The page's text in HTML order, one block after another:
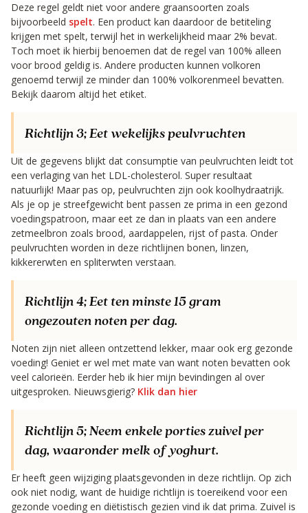
Deze regel geldt niet voor andere graansoorten zoals
bijvoorbeeld spelt. Een product kan daardoor de betiteling
krijgen met spelt, terwijl het in werkelijkheid maar 2% bevat.
Toch moet ik hierbij benoemen dat de regel van 100% alleen
voor brood geldig is. Andere producten kunnen volkoren
genoemd terwijl ze minder dan 100% volkorenmeel bevatten.
Bekijk daarom altijd het etiket.
Richtlijn 3;Eet wekelijks peulvruchten
Uit de gegevens blijkt dat consumptie van peulvruchten leidt tot
een verlaging van het LDL-cholesterol. Super resultaat
natuurlijk! Maar pas op, peulvruchten zijn ook koolhydraatrijk.
Als je op je streefgewicht bent passen ze prima in een gezond
voedingspatroon, maar eet ze dan in plaats van een andere
zetmeelbron zoals brood, aardappelen, rijst of pasta. Onder
peulvruchten worden in deze richtlijnen bonen, linzen,
kikkererwten en spliterwten verstaan.
Richtlijn 4;Eet ten minste 15 gram
ongezouten noten per dag.
Noten zijn niet alleen ontzettend lekker, maar ook erg gezonde
voeding! Geniet er wel met mate van want noten bevatten ook
veel calorieën. Eerder heb ik hier mijn bevindingen al over
uitgesproken. Nieuwsgierig? Klik dan hier
Richtlijn 5;Neem enkele porties zuivel per
dag, waaronder melk of yoghurt.
Er heeft geen wijziging plaatsgevonden in deze richtlijn. Op zich
ook niet nodig, want de huidige richtlijn is toereikend voor een
gezonde voeding en diëtistisch gezien vind ik dat prima. Zuivel is